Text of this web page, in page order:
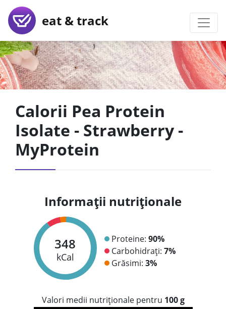
eat & track
Calorii Pea Protein
Isolate - Strawberry -
MyProtein
Informații nutriționale
348
kCal
Proteine: 90%
Carbohidrați: 7%
Grăsimi: 3%
Valori medii nutriționale pentru 100 g